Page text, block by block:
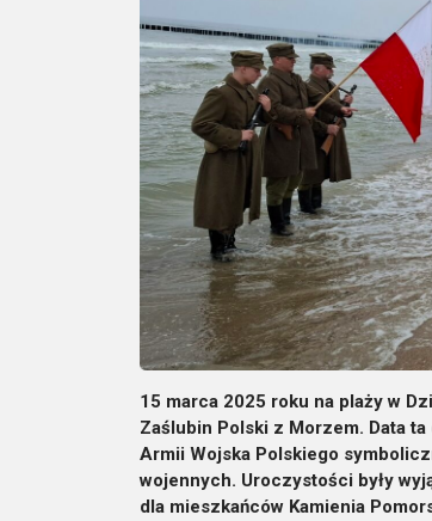
15 marca 2025 roku na plaży w
Zaślubin Polski z Morzem. Data
Armii Wojska Polskiego
wojennych. Uroczystości były
dla mieszkańców Kamienia